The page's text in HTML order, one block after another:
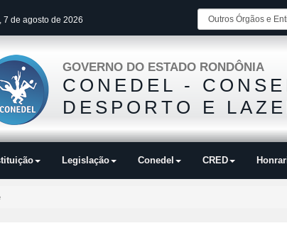
7 de agosto de 2026
GOVERNO DO ESTADO RONDÔNIA
CONEDEL -
DESPORTO E
Legislação Conedel CRED